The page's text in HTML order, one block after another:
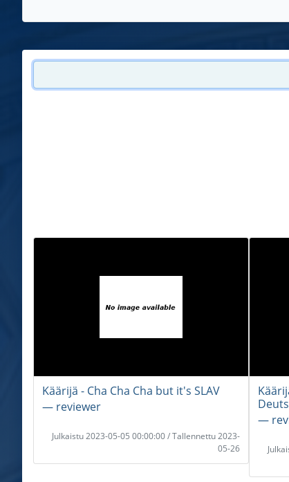
Käärijä - Cha Cha Cha but it's SLAV
― reviewer
Julkaistu 2023-05-05 00:00:00 / Tallennettu 2023-
05-26
―